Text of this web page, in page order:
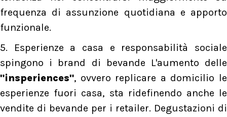
frequenza di assunzione quotidiana e apporto
funzionale.
5. Esperienze a casa e responsabilità sociale
spingono i brand di bevande L'aumento delle
"insperiences", ovvero replicare a domicilio le
esperienze fuori casa, sta ridefinendo anche le
vendite di bevande per i retailer. Degustazioni di